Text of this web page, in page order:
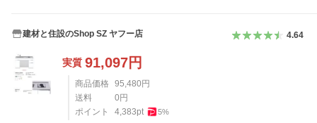
建材と住設のShop SZ ヤフー店 4.64
実質 91,097円
商品価格 95,480 円
送料
0 円
ポイント
4,383pt 5%